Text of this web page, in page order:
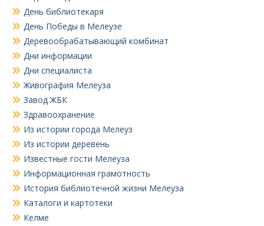
День библиотекаря
День Победы в Мелеузе
Деревообрабатывающий комбинат
Дни информации
Дни специалиста
Живография Мелеуза
Завод ЖБК
Здравоохранение
Из истории города Мелеуз
Из истории деревень
Известные гости Мелеуза
Информационная грамотность
История библиотечной жизни Мелеуза
Каталоги и картотеки
Келме